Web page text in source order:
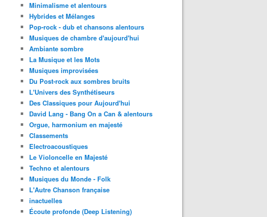
Minimalisme et alentours
Hybrides et Mélanges
Pop-rock - dub et chansons alentours
Musiques de chambre d'aujourd'hui
Ambiante sombre
La Musique et les Mots
Musiques improvisées
Du Post-rock aux sombres bruits
L'Univers des Synthétiseurs
Des Classiques pour Aujourd'hui
David Lang - Bang On a Can & alentours
Orgue, harmonium en majesté
Classements
Electroacoustiques
Le Violoncelle en Majesté
Techno et alentours
Musiques du Monde - Folk
L'Autre Chanson française
inactuelles
Écoute profonde (Deep Listening)